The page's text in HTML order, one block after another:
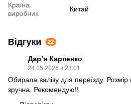
Країна
виробник
Китай
Відгуки 22
Дарʼя Карпенко
24.05.2026 в 23:01
Обирала валізу для переїзду. Розмір
зручна. Рекомендую!!